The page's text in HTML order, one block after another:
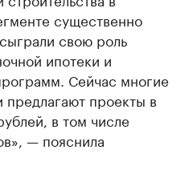
существенно
свою роль
ипотеки и
Сейчас многие
проекты в
в том числе
— пояснила